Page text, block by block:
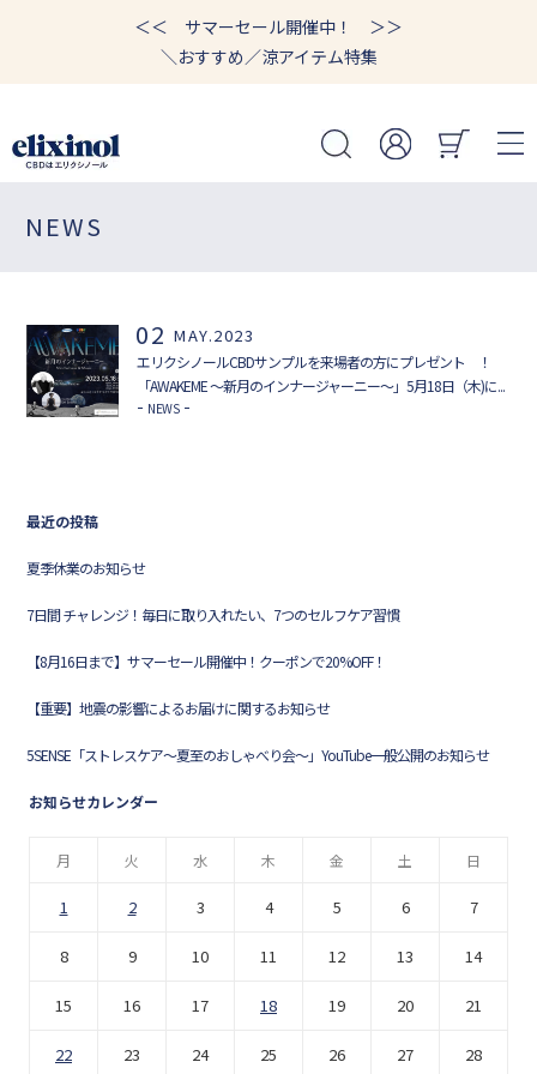
＜＜ サマーセール開催中！ ＞＞
＼おすすめ／涼アイテム特集
NEWS
02 MAY.2023
エリクシノールCBDサンプルを来場者の方にプレゼント ！
「AWAKEME ～新月のインナージャーニー～」5月18日（木)に...
NEWS
最近の投稿
夏季休業のお知らせ
7日間 チャレンジ！毎日に取り入れたい、7つのセルフケア習慣
【8月16日まで】サマーセール開催中！クーポンで20%OFF！
【重要】地震の影響によるお届けに関するお知らせ
5SENSE「ストレスケア〜夏至のおしゃべり会〜」YouTube一般公開のお知らせ
お知らせカレンダー
月 火 水 木 金 土 日
1 2 3 4 5 6 7
8 9 10 11 12 13 14
15 16 17 18 19 20 21
22 23 24 25 26 27 28